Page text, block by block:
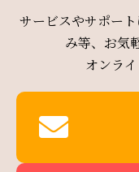
サービスやサポー
み等、お気
オンラ